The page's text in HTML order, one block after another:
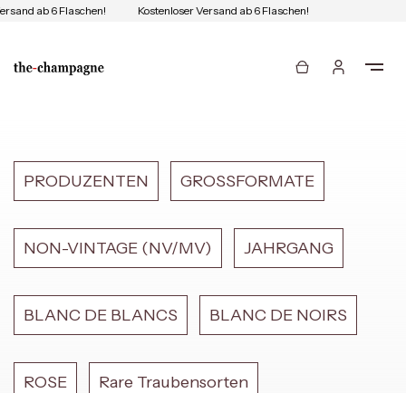
ab 6 Flaschen! Kostenloser Versand ab 6 Flaschen!
PRODUZENTEN GROSSFORMATE
NON-VINTAGE (NV/MV) JAHRGANG
BLANC DE BLANCS BLANC DE NOIRS
ROSE Rare Traubensorten